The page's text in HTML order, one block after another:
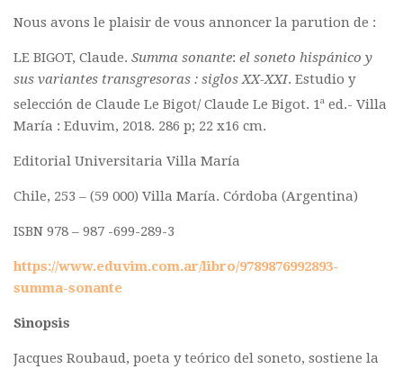
Polifonia
Concours
Programmes
« Au menu »
Actualités
Annonces
Vous abonner / commander un numéro
Vous abonner
Nous avons le plaisir de vous annoncer la parution de :
LE BIGOT, Claude. Summa sonante: el soneto hispánico y
sus variantes transgresoras : siglos XX-XXI. Estudio y
selección de Claude Le Bigot/ Claude Le Bigot. 1a ed.- Villa
María : Eduvim, 2018. 286 p; 22 x16 cm.
Editorial Universitaria Villa María
Chile, 253 – (59 000) Villa María. Córdoba (Argentina)
ISBN 978 – 987 -699-289-3
https://www.eduvim.com.ar/libro/9789876992893-
summa-sonante
Sinopsis
Jacques Roubaud, poeta y teórico del soneto, sostiene la